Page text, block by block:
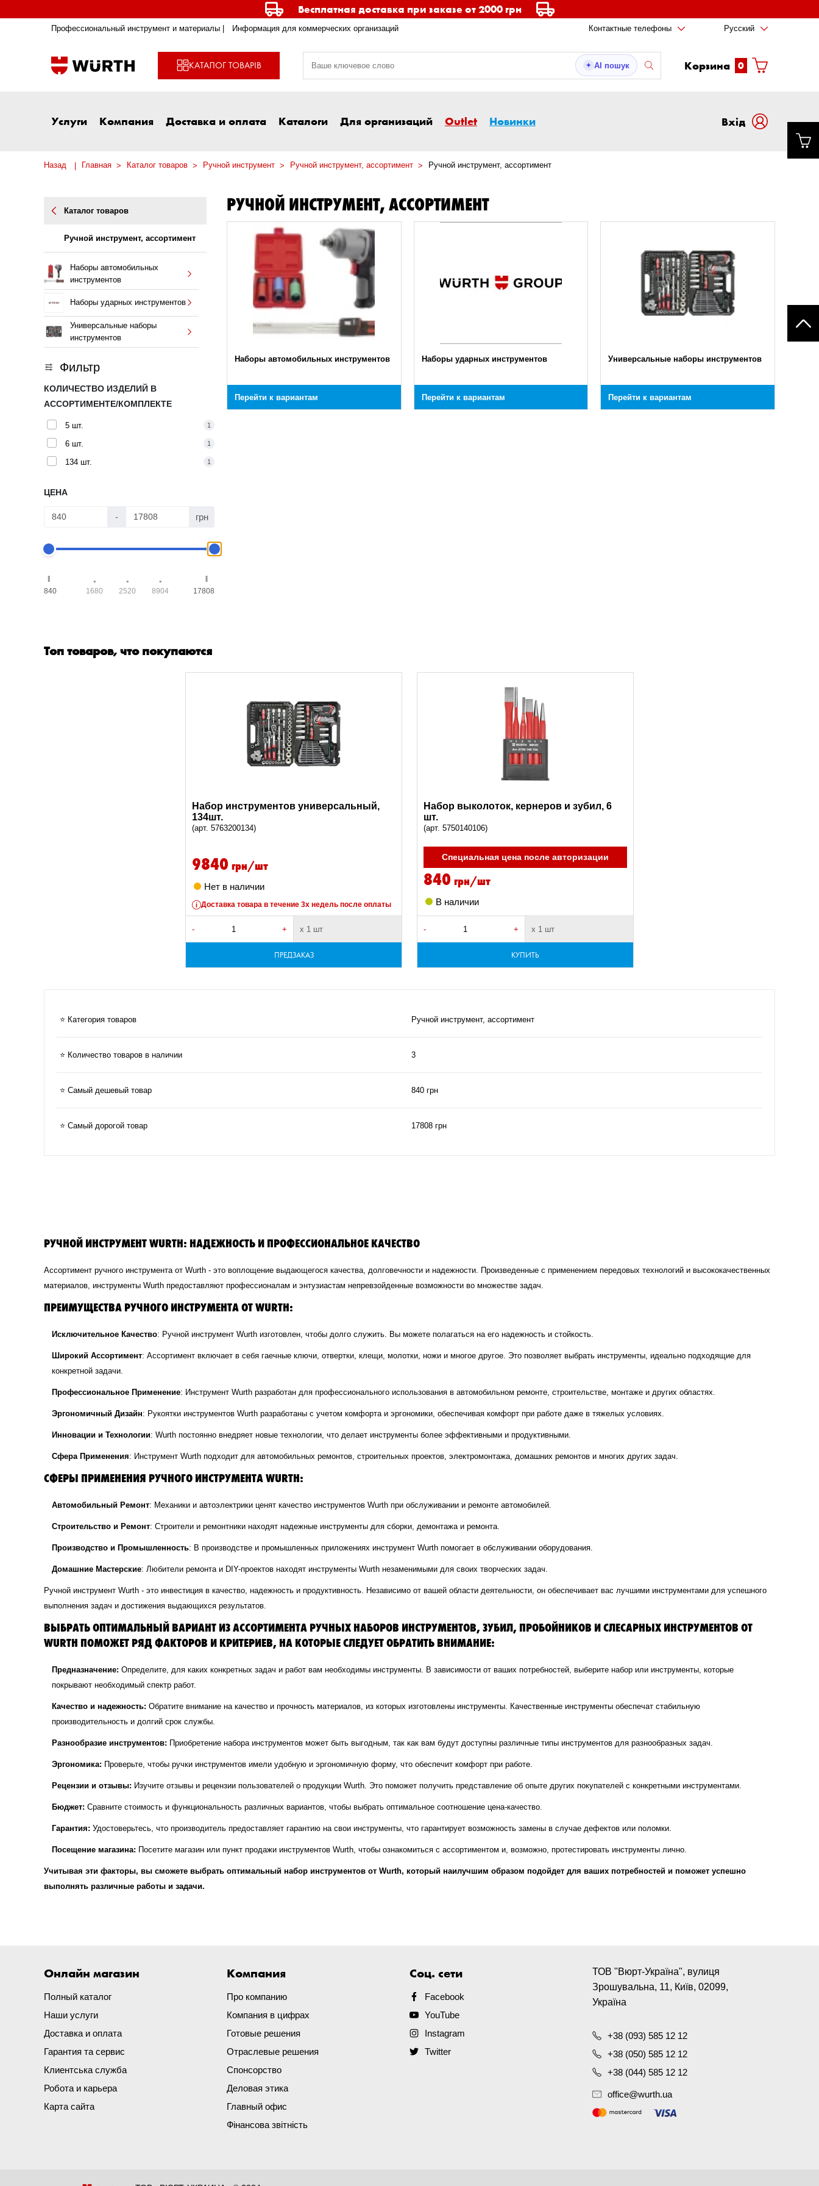
Бесплатная доставка при заказе от 2000 грн
Профессиональный инструмент и материалы | Информация для коммерческих организаций Контактные телефоны Русский
КАТАЛОГ ТОВАРІВ ✦ AI пошук Корзина 0
Услуги Компания Доставка и оплата Каталоги Для организаций Outlet Новинки Вxід
Назад Главная Каталог товаров Ручной инструмент Ручной инструмент, ассортимент Ручной инструмент, ассортимент
Каталог товаров
Ручной инструмент, ассортимент
Наборы автомобильных
инструментов
Наборы ударных инструментов
Универсальные наборы
инструментов
Фильтр
КОЛИЧЕСТВО ИЗДЕЛИЙ В
АССОРТИМЕНТЕ/КОМПЛЕКТЕ
5 шт. 1
6 шт. 1
134 шт. 1
ЦЕНА
- грн
840 1680 2520 8904 17808
РУЧНОЙ ИНСТРУМЕНТ, АССОРТИМЕНТ
Наборы автомобильных инструментов
Перейти к вариантам
Наборы ударных инструментов
Перейти к вариантам
Универсальные наборы инструментов
Перейти к вариантам
Топ товаров, что покупаются
Набор инструментов универсальный,
134шт.
(арт. 5763200134)
9840 грн/шт
Нет в наличии
Доставка товара в течение 3х недель после оплаты
- + х 1 шт
ПРЕДЗАКАЗ
Набор выколоток, кернеров и зубил, 6
шт.
(арт. 5750140106)
Специальная цена после авторизации
840 грн/шт
В наличии
- + х 1 шт
КУПИТЬ
⭐ Категория товаров Ручной инструмент, ассортимент
⭐ Количество товаров в наличии 3
⭐ Самый дешевый товар 840 грн
⭐ Самый дорогой товар 17808 грн
РУЧНОЙ ИНСТРУМЕНТ WURTH: НАДЕЖНОСТЬ И ПРОФЕССИОНАЛЬНОЕ КАЧЕСТВО
Ассортимент ручного инструмента от Wurth - это воплощение выдающегося качества, долговечности и надежности. Произведенные с применением передовых технологий и высококачественных
материалов, инструменты Wurth предоставляют профессионалам и энтузиастам непревзойденные возможности во множестве задач.
ПРЕИМУЩЕСТВА РУЧНОГО ИНСТРУМЕНТА ОТ WURTH:
Исключительное Качество: Ручной инструмент Wurth изготовлен, чтобы долго служить. Вы можете полагаться на его надежность и стойкость.
Широкий Ассортимент: Ассортимент включает в себя гаечные ключи, отвертки, клещи, молотки, ножи и многое другое. Это позволяет выбрать инструменты, идеально подходящие для
конкретной задачи.
Профессиональное Применение: Инструмент Wurth разработан для профессионального использования в автомобильном ремонте, строительстве, монтаже и других областях.
Эргономичный Дизайн: Рукоятки инструментов Wurth разработаны с учетом комфорта и эргономики, обеспечивая комфорт при работе даже в тяжелых условиях.
Инновации и Технологии: Wurth постоянно внедряет новые технологии, что делает инструменты более эффективными и продуктивными.
Сфера Применения: Инструмент Wurth подходит для автомобильных ремонтов, строительных проектов, электромонтажа, домашних ремонтов и многих других задач.
СФЕРЫ ПРИМЕНЕНИЯ РУЧНОГО ИНСТРУМЕНТА WURTH:
Автомобильный Ремонт: Механики и автоэлектрики ценят качество инструментов Wurth при обслуживании и ремонте автомобилей.
Строительство и Ремонт: Строители и ремонтники находят надежные инструменты для сборки, демонтажа и ремонта.
Производство и Промышленность: В производстве и промышленных приложениях инструмент Wurth помогает в обслуживании оборудования.
Домашние Мастерские: Любители ремонта и DIY-проектов находят инструменты Wurth незаменимыми для своих творческих задач.
Ручной инструмент Wurth - это инвестиция в качество, надежность и продуктивность. Независимо от вашей области деятельности, он обеспечивает вас лучшими инструментами для успешного
выполнения задач и достижения выдающихся результатов.
ВЫБРАТЬ ОПТИМАЛЬНЫЙ ВАРИАНТ ИЗ АССОРТИМЕНТА РУЧНЫХ НАБОРОВ ИНСТРУМЕНТОВ, ЗУБИЛ, ПРОБОЙНИКОВ И СЛЕСАРНЫХ ИНСТРУМЕНТОВ ОТ
WURTH ПОМОЖЕТ РЯД ФАКТОРОВ И КРИТЕРИЕВ, НА КОТОРЫЕ СЛЕДУЕТ ОБРАТИТЬ ВНИМАНИЕ:
Предназначение: Определите, для каких конкретных задач и работ вам необходимы инструменты. В зависимости от ваших потребностей, выберите набор или инструменты, которые
покрывают необходимый спектр работ.
Качество и надежность: Обратите внимание на качество и прочность материалов, из которых изготовлены инструменты. Качественные инструменты обеспечат стабильную
производительность и долгий срок службы.
Разнообразие инструментов: Приобретение набора инструментов может быть выгодным, так как вам будут доступны различные типы инструментов для разнообразных задач.
Эргономика: Проверьте, чтобы ручки инструментов имели удобную и эргономичную форму, что обеспечит комфорт при работе.
Рецензии и отзывы: Изучите отзывы и рецензии пользователей о продукции Wurth. Это поможет получить представление об опыте других покупателей с конкретными инструментами.
Бюджет: Сравните стоимость и функциональность различных вариантов, чтобы выбрать оптимальное соотношение цена-качество.
Гарантия: Удостоверьтесь, что производитель предоставляет гарантию на свои инструменты, что гарантирует возможность замены в случае дефектов или поломки.
Посещение магазина: Посетите магазин или пункт продажи инструментов Wurth, чтобы ознакомиться с ассортиментом и, возможно, протестировать инструменты лично.
Учитывая эти факторы, вы сможете выбрать оптимальный набор инструментов от Wurth, который наилучшим образом подойдет для ваших потребностей и поможет успешно
выполнять различные работы и задачи.
Онлайн магазин
Полный каталог
Наши услуги
Доставка и оплата
Гарантия та сервис
Клиентська служба
Робота и карьера
Карта сайта
Компания
Про компанию
Компания в цифрах
Готовые решения
Отраслевые решения
Спонсорство
Деловая этика
Главный офис
Фінансова звітність
Соц. сети
Facebook
YouTube
Instagram
Twitter
ТОВ "Вюрт-Україна", вулиця
Зрошувальна, 11, Київ, 02099,
Україна
+38 (093) 585 12 12
+38 (050) 585 12 12
+38 (044) 585 12 12
office@wurth.ua